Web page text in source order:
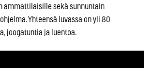
ammattilaisille sekä sunnuntain
Yhteensä luvassa on yli 80
joogatuntia ja luentoa.